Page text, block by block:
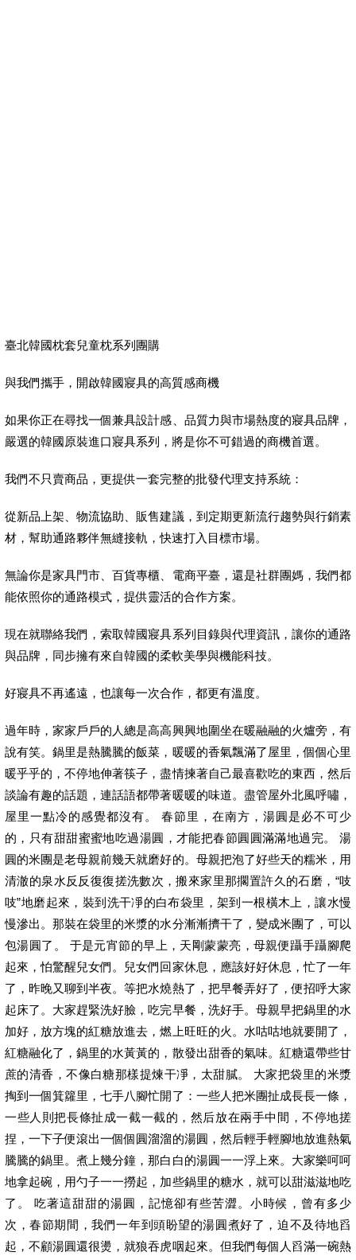
臺北韓國枕套兒童枕系列團購
與我們攜手，開啟韓國寢具的高質感商機
如果你正在尋找一個兼具設計感、品質力與市場熱度的寢具品牌，
嚴選的韓國原裝進口寢具系列，將是你不可錯過的商機首選。
我們不只賣商品，更提供一套完整的批發代理支持系統：
從新品上架、物流協助、販售建議，到定期更新流行趨勢與行銷素
材，幫助通路夥伴無縫接軌，快速打入目標市場。
無論你是家具門市、百貨專櫃、電商平臺，還是社群團媽，我們都
能依照你的通路模式，提供靈活的合作方案。
現在就聯絡我們，索取韓國寢具系列目錄與代理資訊，讓你的通路
與品牌，同步擁有來自韓國的柔軟美學與機能科技。
好寢具不再遙遠，也讓每一次合作，都更有溫度。
過年時，家家戶戶的人總是高高興興地圍坐在暖融融的火爐旁，有
說有笑。鍋里是熱騰騰的飯菜，暖暖的香氣飄滿了屋里，個個心里
暖乎乎的，不停地伸著筷子，盡情揀著自己最喜歡吃的東西，然后
談論有趣的話題，連話語都帶著暖暖的味道。盡管屋外北風呼嘯，
屋里一點冷的感覺都沒有。 春節里，在南方，湯圓是必不可少
的，只有甜甜蜜蜜地吃過湯圓，才能把春節圓圓滿滿地過完。 湯
圓的米團是老母親前幾天就磨好的。母親把泡了好些天的糯米，用
清澈的泉水反反復復搓洗數次，搬來家里那擱置許久的石磨，“吱
吱”地磨起來，裝到洗干凈的白布袋里，架到一根橫木上，讓水慢
慢滲出。那裝在袋里的米漿的水分漸漸擠干了，變成米團了，可以
包湯圓了。 于是元宵節的早上，天剛蒙蒙亮，母親便躡手躡腳爬
起來，怕驚醒兒女們。兒女們回家休息，應該好好休息，忙了一年
了，昨晚又聊到半夜。等把水燒熱了，把早餐弄好了，便招呼大家
起床了。大家趕緊洗好臉，吃完早餐，洗好手。母親早把鍋里的水
加好，放方塊的紅糖放進去，燃上旺旺的火。水咕咕地就要開了，
紅糖融化了，鍋里的水黃黃的，散發出甜香的氣味。紅糖還帶些甘
蔗的清香，不像白糖那樣提煉干凈，太甜膩。 大家把袋里的米漿
掏到一個箕籮里，七手八腳忙開了：一些人把米團扯成長長一條，
一些人則把長條扯成一截一截的，然后放在兩手中間，不停地搓
捏，一下子便滾出一個個圓溜溜的湯圓，然后輕手輕腳地放進熱氣
騰騰的鍋里。煮上幾分鐘，那白白的湯圓一一浮上來。大家樂呵呵
地拿起碗，用勺子一一撈起，加些鍋里的糖水，就可以甜滋滋地吃
了。 吃著這甜甜的湯圓，記憶卻有些苦澀。小時候，曾有多少
次，春節期間，我們一年到頭盼望的湯圓煮好了，迫不及待地舀
起，不顧湯圓還很燙，就狼吞虎咽起來。但我們每個人舀滿一碗熱